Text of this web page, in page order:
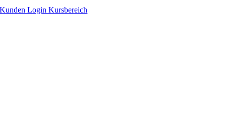
Zum
Kunden Login Kursbereich